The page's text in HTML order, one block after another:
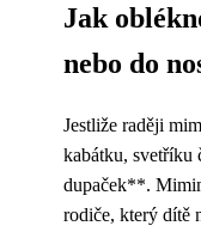
Jak
nebo do
Jestliže raději
kabátku, svetříku
dupaček**.
rodiče, který dítě